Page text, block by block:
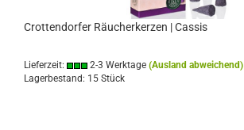
Crottendorfer Räucherkerzen | Cassis
Lieferzeit: 2-3 Werktage (Ausland abweichend)
Lagerbestand: 15 Stück